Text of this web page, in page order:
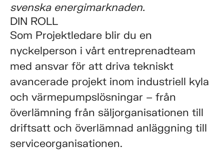
svenska energimarknaden.
DIN ROLL
Som Projektledare blir du en
nyckelperson i vårt entreprenadteam
med ansvar för att driva tekniskt
avancerade projekt inom industriell kyla
och värmepumpslösningar – från
överlämning från säljorganisationen till
driftsatt och överlämnad anläggning till
serviceorganisationen.